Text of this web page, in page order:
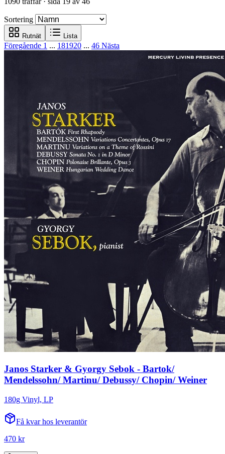
Sortering
Rutnät Lista
Föregående 1 ... 181920 ... 46 Nästa
Janos Starker & Gyorgy Sebok - Bartok/
Mendelssohn/ Martinu/ Debussy/ Chopin/ Weiner
180g Vinyl, LP
Få kvar hos leverantör
470 kr